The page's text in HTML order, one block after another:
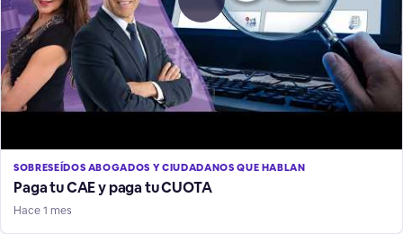
SOBRESEÍDOS ABOGADOS Y CIUDADANOS QUE HABLAN
Paga tu CAE y paga tu CUOTA
Hace 1 mes